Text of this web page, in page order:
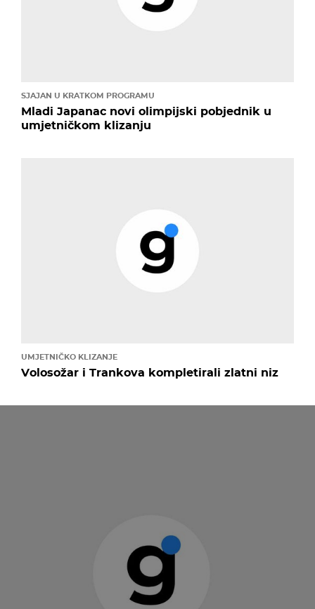
SJAJAN U KRATKOM PROGRAMU
Mladi Japanac novi olimpijski pobjednik u
umjetničkom klizanju
UMJETNIČKO KLIZANJE
Volosožar i Trankova kompletirali zlatni niz